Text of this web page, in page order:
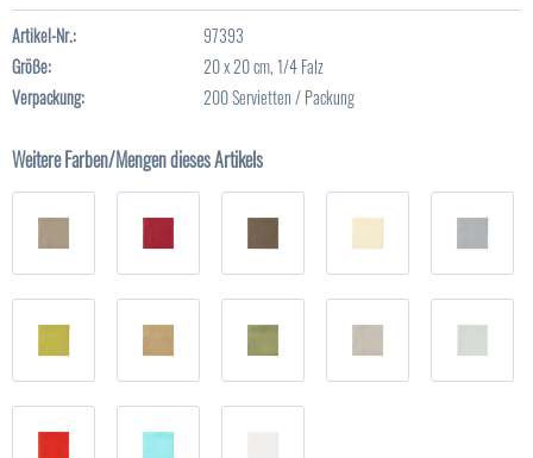
Artikel-Nr.:
97393
Größe:
20 x 20 cm, 1/4 Falz
Verpackung:
200 Servietten / Packung
Weitere Farben/Mengen dieses Artikels